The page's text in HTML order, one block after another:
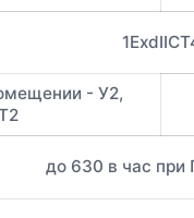
- У2,
до 630 в час при